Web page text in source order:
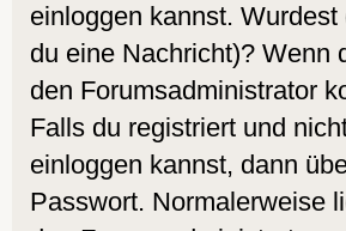
einloggen kannst.
du eine Nachricht)? Wenn
den Forumsadministrator
Falls du registriert und
einloggen kannst, dann
Passwort. Normalerweise